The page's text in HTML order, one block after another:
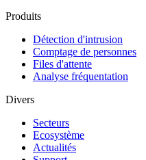
Produits
Détection d'intrusion
Comptage de personnes
Files d'attente
Analyse fréquentation
Divers
Secteurs
Ecosystème
Actualités